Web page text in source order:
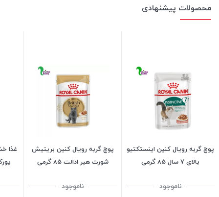
محصولات پیشنهادی
پوچ گربه رویال کنین اینستکتیو
بالای 7 سال 85 گرمی
ناموجود
پوچ گربه رویال کنین بریتیش
شورت هیر ادالت 85 گرمی
ناموجود
غذا